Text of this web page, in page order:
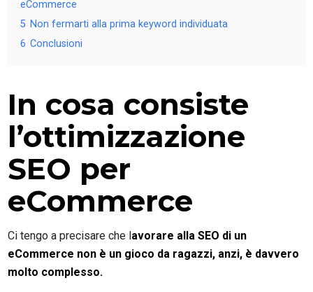
eCommerce
5 Non fermarti alla prima keyword individuata
6 Conclusioni
In cosa consiste
l’ottimizzazione
SEO per
eCommerce
Ci tengo a precisare che lavorare alla SEO di un
eCommerce non è un gioco da ragazzi, anzi, è davvero
molto complesso.